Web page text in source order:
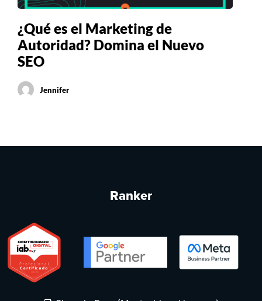
¿Qué es el Marketing de
Autoridad? Domina el Nuevo
SEO
Jennifer
Ranker